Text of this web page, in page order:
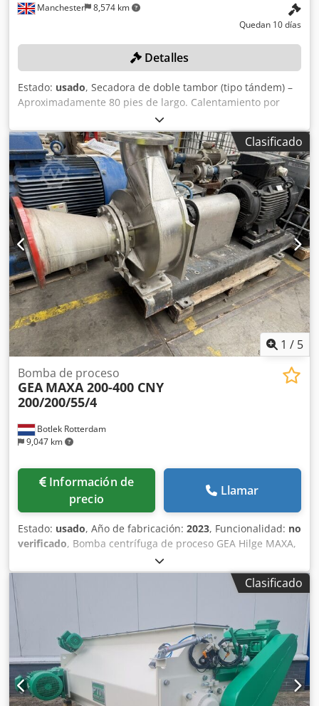
Manchester 8,574 km
Quedan 10 días
Detalles
Estado: usado, Secadora de doble tambor (tipo tándem) –
Aproximadamente 80 pies de largo. Calentamiento por
vapor. Panel de control PLC. Dcedpfxszl Ux Ao Adpok
Clasificado
1 / 5
Botlek Rotterdam
9,047 km
Bomba de proceso
GEA MAXA 200-400 CNY
200/200/55/4
Información de
precio
Llamar
Estado: usado, Año de fabricación: 2023, Funcionalidad: no
verificado, Bomba centrífuga de proceso GEA Hilge MAXA,
fabricada en acero inoxidable, en excelentes condiciones.
Especificaciones: Fabricante: GEA Hilge Modelo: MAXA 200-
400 CNY 200/200/55/4 Año de fabricación: 05/2023 Caudal:
kW Motor eléctrico Siemens IE3 Velocidad: 1450 rpm
Carcasa de la bomba de acero inoxidable Unidad
completa, lista para conectar, con motor, acoplamiento y
base Dsdpezrm I Nsfx Adpsck Apta para las industrias
alimentaria, de bebidas, láctea, farmacéutica y química La
bomba se vende tal cual, en el lugar donde se encuentra,
Clasificado